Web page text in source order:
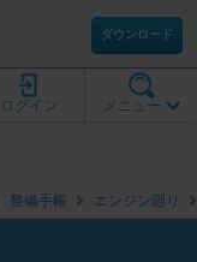
ダウンロード
メニュー
ログイン
整備手帳 エンジン廻り